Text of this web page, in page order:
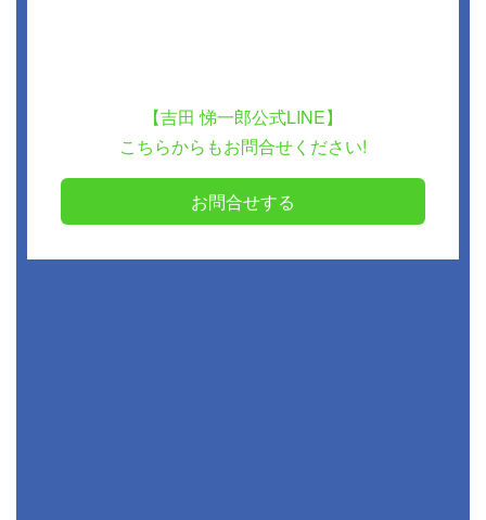
【吉田 悌一郎公式LINE】
こちらからもお問合せください!
お問合せする